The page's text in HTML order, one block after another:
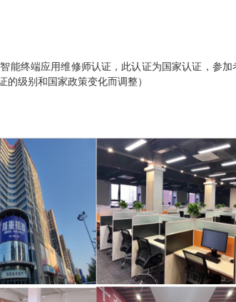
能终端应用维修师认证，此认证为国家认证，参
级别和国家政策变化而调整）